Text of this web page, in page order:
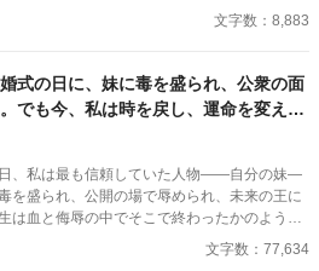
文字数：8,883
式の日に、妹に毒を盛られ、公衆の面
でも今、私は時を戻し、運命を変えに
、私は最も信頼していた人物――自分の妹―
を盛られ、公開の場で辱められ、未来の王に
は血と侮辱の中でそこで終わったかのように
が私を迎えたとき、不可能なことが起きた―
壇の前で目を覚まし、あらゆる涙、嘘、そ
文字数：77,634